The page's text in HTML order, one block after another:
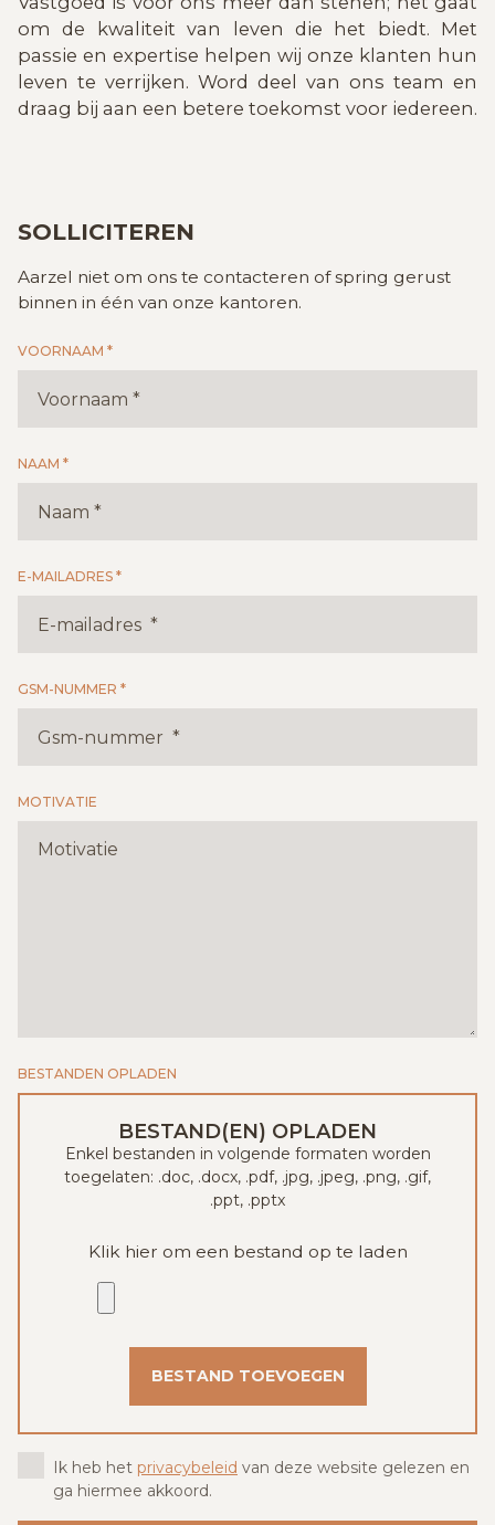
om de kwaliteit van leven die het biedt. Met
passie en expertise helpen wij onze klanten hun
leven te verrijken. Word deel van ons team en
draag bij aan een betere toekomst voor iedereen.
SOLLICITEREN
Aarzel niet om ons te contacteren of spring gerust
binnen in één van onze kantoren.
VOORNAAM *
NAAM *
E-MAILADRES *
GSM-NUMMER *
MOTIVATIE
BESTANDEN OPLADEN
BESTAND(EN) OPLADEN
Enkel bestanden in volgende formaten worden
toegelaten: .doc, .docx, .pdf, .jpg, .jpeg, .png, .gif,
.ppt, .pptx
Klik hier om een bestand op te laden
BESTAND TOEVOEGEN
Ik heb het privacybeleid van deze website gelezen en
ga hiermee akkoord.